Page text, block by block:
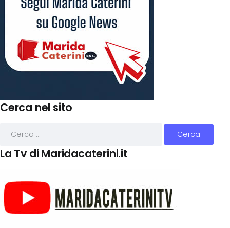
Cerca nel sito
La Tv di Maridacaterini.it